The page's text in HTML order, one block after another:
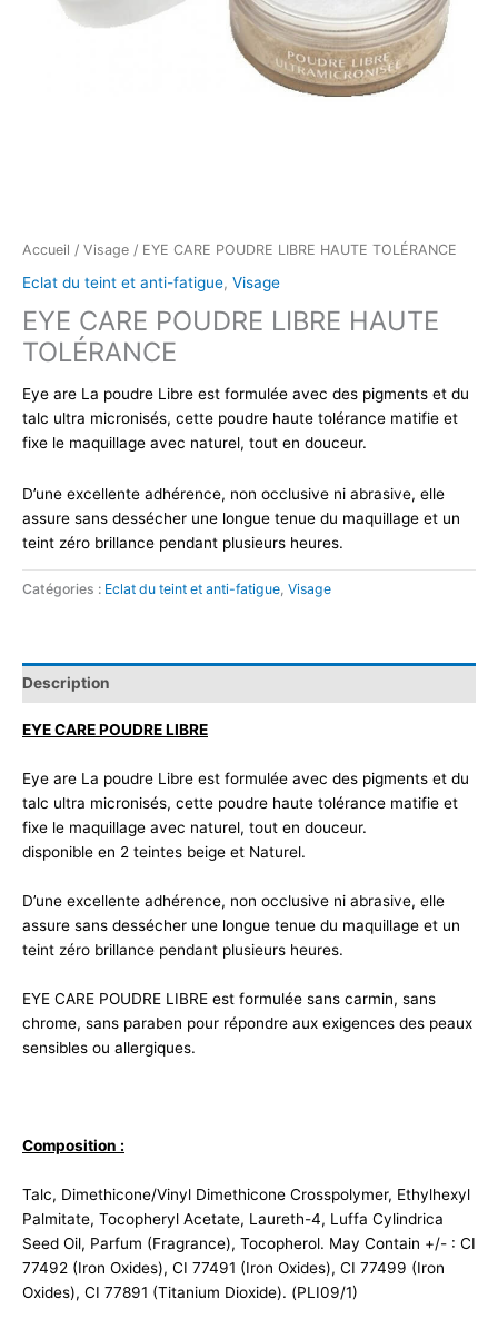
Accueil / Visage / EYE CARE POUDRE LIBRE HAUTE TOLÉRANCE
Eclat du teint et anti-fatigue, Visage
EYE CARE POUDRE LIBRE HAUTE
TOLÉRANCE
Eye are La poudre Libre est formulée avec des pigments et du
talc ultra micronisés, cette poudre haute tolérance matifie et
fixe le maquillage avec naturel, tout en douceur.
D’une excellente adhérence, non occlusive ni abrasive, elle
assure sans dessécher une longue tenue du maquillage et un
teint zéro brillance pendant plusieurs heures.
Catégories : Eclat du teint et anti-fatigue, Visage
Description
EYE CARE POUDRE LIBRE
Eye are La poudre Libre est formulée avec des pigments et du
talc ultra micronisés, cette poudre haute tolérance matifie et
fixe le maquillage avec naturel, tout en douceur.
disponible en 2 teintes beige et Naturel.
D’une excellente adhérence, non occlusive ni abrasive, elle
assure sans dessécher une longue tenue du maquillage et un
teint zéro brillance pendant plusieurs heures.
EYE CARE POUDRE LIBRE est formulée sans carmin, sans
chrome, sans paraben pour répondre aux exigences des peaux
sensibles ou allergiques.
Composition :
Talc, Dimethicone/Vinyl Dimethicone Crosspolymer, Ethylhexyl
Palmitate, Tocopheryl Acetate, Laureth-4, Luffa Cylindrica
Seed Oil, Parfum (Fragrance), Tocopherol. May Contain +/- : CI
77492 (Iron Oxides), CI 77491 (Iron Oxides), CI 77499 (Iron
Oxides), CI 77891 (Titanium Dioxide). (PLI09/1)